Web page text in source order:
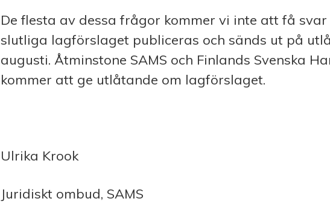
De flesta av dessa frågor kommer vi inte att få
slutliga lagförslaget publiceras och sänds ut på
augusti. Åtminstone SAMS och Finlands Svenska
kommer att ge utlåtande om lagförslaget.
Ulrika Krook
Juridiskt ombud, SAMS